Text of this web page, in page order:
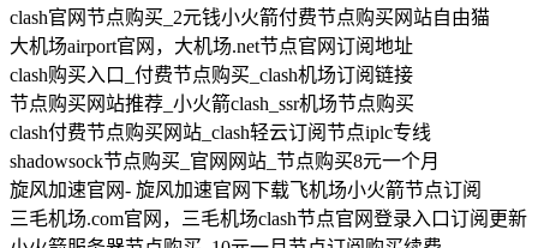
clash官网节点购买_2元钱小火箭付费节点购买网站自由猫
大机场airport官网，大机场.net节点官网订阅地址
clash购买入口_付费节点购买_clash机场订阅链接
节点购买网站推荐_小火箭clash_ssr机场节点购买
clash付费节点购买网站_clash轻云订阅节点iplc专线
shadowsock节点购买_官网网站_节点购买8元一个月
旋风加速官网- 旋风加速官网下载飞机场小火箭节点订阅
三毛机场.com官网，三毛机场clash节点官网登录入口订阅更新